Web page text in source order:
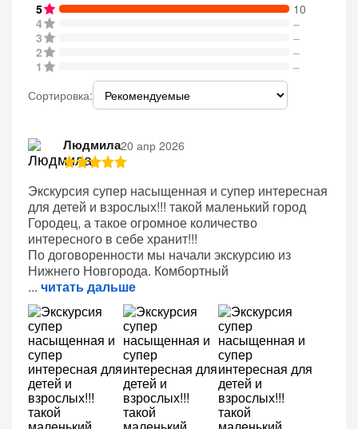
5
10
4
–
3
–
2
–
1
–
Сортировка:
Людмила20 апр 2026
Экскурсия супер насыщенная и супер интересная
для детей и взрослых!!! такой маленький город
Городец, а такое огромное количество
интересного в себе хранит!!!
По договоренности мы начали экскурсию из
Нижнего Новгорода. Комбортный
читать дальше